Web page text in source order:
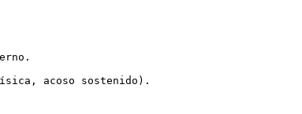
acoso sostenido).